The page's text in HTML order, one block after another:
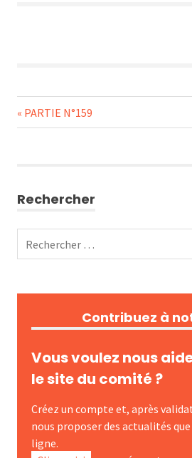
Navigation
Previous
Post:
PARTIE N°159
Rechercher
Contribuez à
Vous voulez nous
le site du comité ?
Créez un compte et, après
nous proposer des actualités
ligne.